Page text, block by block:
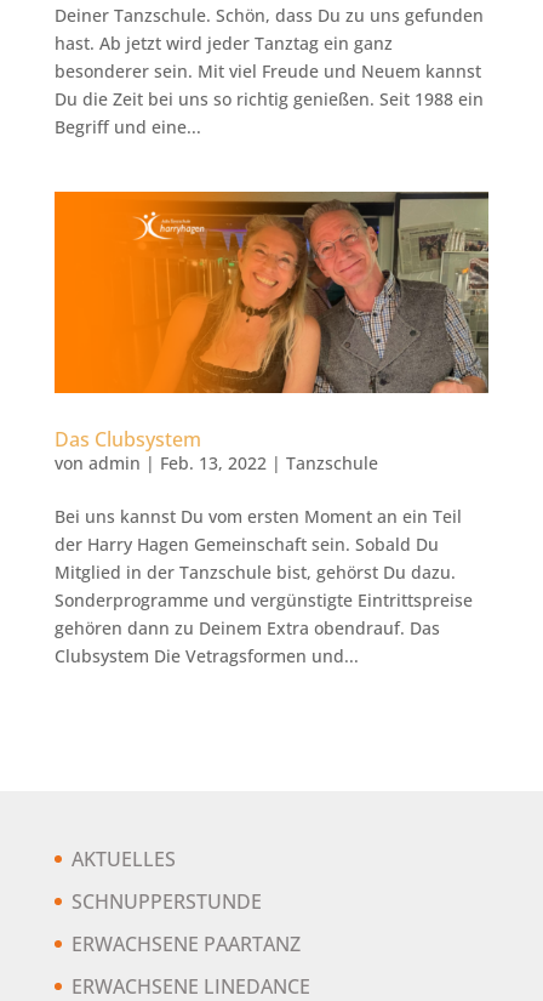
Deiner Tanzschule. Schön, dass Du zu uns gefunden
hast. Ab jetzt wird jeder Tanztag ein ganz
besonderer sein. Mit viel Freude und Neuem kannst
Du die Zeit bei uns so richtig genießen. Seit 1988 ein
Begriff und eine...
Das Clubsystem
von admin | Feb. 13, 2022 | Tanzschule
Bei uns kannst Du vom ersten Moment an ein Teil
der Harry Hagen Gemeinschaft sein. Sobald Du
Mitglied in der Tanzschule bist, gehörst Du dazu.
Sonderprogramme und vergünstigte Eintrittspreise
gehören dann zu Deinem Extra obendrauf. Das
Clubsystem Die Vetragsformen und...
AKTUELLES
SCHNUPPERSTUNDE
ERWACHSENE PAARTANZ
ERWACHSENE LINEDANCE